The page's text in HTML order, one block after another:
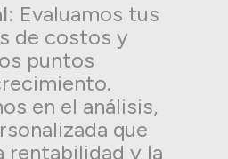
: Evaluamos tus
de costos y
puntos
en el análisis,
que
rentabilidad y la